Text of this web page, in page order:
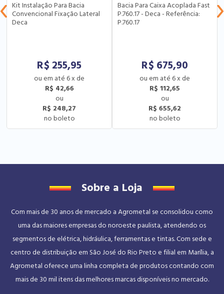
Kit Instalação Para Bacia
Convencional Fixação Lateral
Deca
R$ 255,95
6x de
R$ 42,66
R$ 248,27
Bacia Para Caixa Acoplada Fast
P.760.17 - Deca - Referência:
P.760.17
R$ 675,90
6x de
R$ 112,65
R$ 655,62
Sobre a Loja
Com mais de 30 anos de mercado a Agrometal se consolidou como
uma das maiores empresas do noroeste paulista, atendendo os
segmentos de elétrica, hidráulica, ferramentas e tintas. Com sede e
centro de distribuição em São José do Rio Preto e filial em Marília, a
Agrometal oferece uma linha completa de produtos contando com
mais de 30 mil itens das melhores marcas disponíveis no mercado.